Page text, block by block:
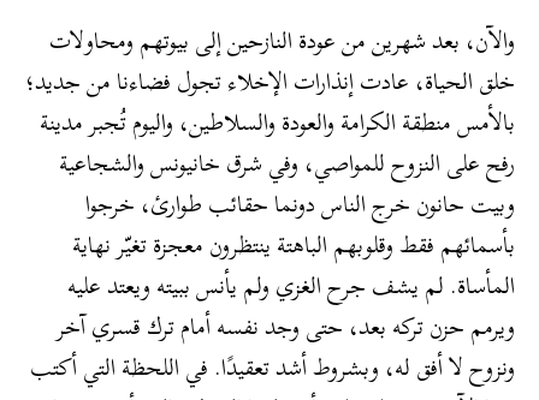
والآن، بعد شهرين من عودة النازحين إلى بيوتهم ومحاولات
خلق الحياة، عادت إنذارات الإخلاء تجول فضاءنا من جديد؛
بالأمس منطقة الكرامة والعودة والسلاطين، واليوم تُجبر مدينة
رفح على النزوح للمواصي، وفي شرق خانيونس والشجاعية
وبيت حانون خرج الناس دونما حقائب طوارئ، خرجوا
بأسمائهم فقط وقلوبهم الباهتة ينتظرون معجزة تغيّر نهاية
المأساة. لم يشف جرح الغزي ولم يأنس ببيته ويعتد عليه
ويرمم حزن تركه بعد، حتى وجد نفسه أمام ترك قسري آخر
ونزوح لا أفق له، وبشروط أشد تعقيدًا. في اللحظة التي أكتب